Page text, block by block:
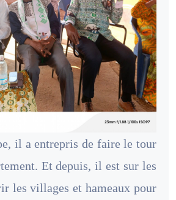
il a entrepris de faire le tour
Et depuis, il est sur les
les villages et hameaux pour